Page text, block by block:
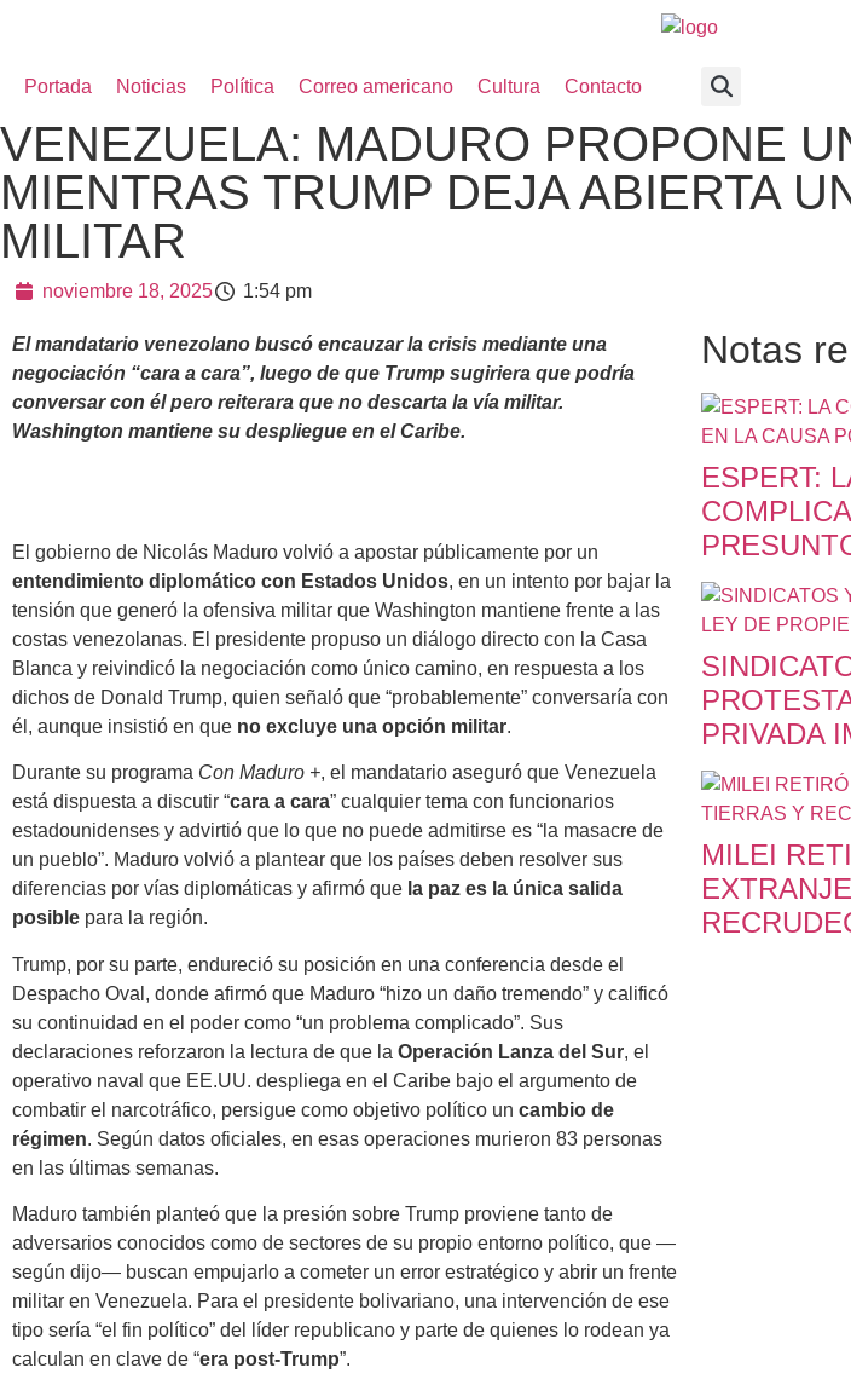
Portada Noticias Política Correo americano Cultura Contacto
VENEZUELA: MADURO PROPONE
MIENTRAS TRUMP DEJA ABIERTA
MILITAR
noviembre 18, 2025 1:54 pm
El mandatario venezolano buscó encauzar la crisis mediante una
negociación “cara a cara”, luego de que Trump sugiriera que podría
conversar con él pero reiterara que no descarta la vía militar.
Washington mantiene su despliegue en el Caribe.
El gobierno de Nicolás Maduro volvió a apostar públicamente por un
entendimiento diplomático con Estados Unidos, en un intento por bajar la
tensión que generó la ofensiva militar que Washington mantiene frente a las
costas venezolanas. El presidente propuso un diálogo directo con la Casa
Blanca y reivindicó la negociación como único camino, en respuesta a los
dichos de Donald Trump, quien señaló que “probablemente” conversaría con
él, aunque insistió en que no excluye una opción militar.
Durante su programa Con Maduro +, el mandatario aseguró que Venezuela
está dispuesta a discutir “cara a cara” cualquier tema con funcionarios
estadounidenses y advirtió que lo que no puede admitirse es “la masacre de
un pueblo”. Maduro volvió a plantear que los países deben resolver sus
diferencias por vías diplomáticas y afirmó que la paz es la única salida
posible para la región.
Trump, por su parte, endureció su posición en una conferencia desde el
Despacho Oval, donde afirmó que Maduro “hizo un daño tremendo” y calificó
su continuidad en el poder como “un problema complicado”. Sus
declaraciones reforzaron la lectura de que la Operación Lanza del Sur, el
operativo naval que EE.UU. despliega en el Caribe bajo el argumento de
combatir el narcotráfico, persigue como objetivo político un cambio de
régimen. Según datos oficiales, en esas operaciones murieron 83 personas
en las últimas semanas.
Maduro también planteó que la presión sobre Trump proviene tanto de
adversarios conocidos como de sectores de su propio entorno político, que —
según dijo— buscan empujarlo a cometer un error estratégico y abrir un frente
militar en Venezuela. Para el presidente bolivariano, una intervención de ese
tipo sería “el fin político” del líder republicano y parte de quienes lo rodean ya
calculan en clave de “era post-Trump”.
Notas
ESPERT:
PRIVADA
MILEI